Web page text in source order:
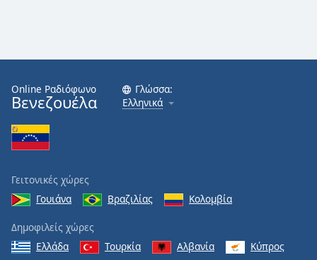
Online Ραδιόφωνο
Βενεζουέλα
Γλώσσα:
Ελληνικά
Γειτονικές χώρες
Γουιάνα
Βραζιλίας Κολομβία
Δημοφιλείς χώρες
Ελλάδα
Τουρκία Αλβανία Κύπρος